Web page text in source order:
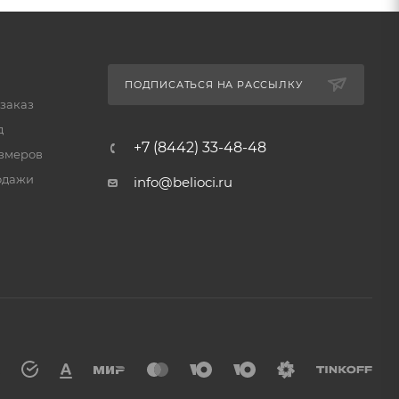
ПОДПИСАТЬСЯ НА РАССЫЛКУ
+7 (8442) 33-48-48
info@belioci.ru